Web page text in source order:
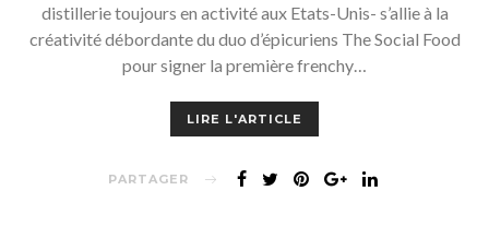
distillerie toujours en activité aux Etats-Unis- s’allie à la
créativité débordante du duo d’épicuriens The Social Food
pour signer la première frenchy…
LIRE L'ARTICLE
PARTAGER